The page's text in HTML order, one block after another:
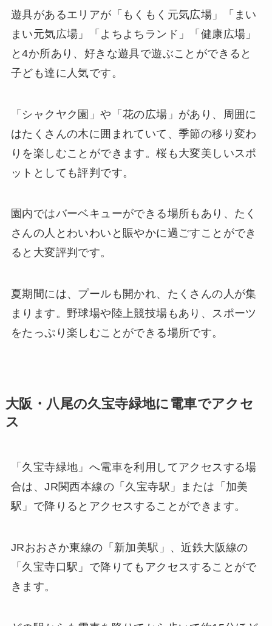
遊具があるエリアが「もくもく元気広場」「まい
まい元気広場」「よちよちランド」「健康広場」
と4か所あり、好きな遊具で遊ぶことができると
子ども達に人気です。
「シャクヤク園」や「花の広場」があり、周囲に
はたくさんの木に囲まれていて、季節の移り変わ
りを楽しむことができます。桜も大変美しいスポ
ットとしても評判です。
園内ではバーベキューができる場所もあり、たく
さんの人とわいわいと賑やかに過ごすことができ
ると大変評判です。
夏期間には、プールも開かれ、たくさんの人が集
まります。野球場や陸上競技場もあり、スポーツ
をたっぷり楽しむことができる場所です。
大阪・八尾の久宝寺緑地に電車でアクセ
ス
「久宝寺緑地」へ電車を利用してアクセスする場
合は、JR関西本線の「久宝寺駅」または「加美
駅」で降りるとアクセスすることができます。
JRおおさか東線の「新加美駅」、近鉄大阪線の
「久宝寺口駅」で降りてもアクセスすることがで
きます。